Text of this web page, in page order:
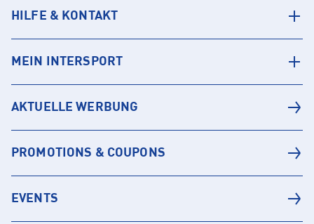
HILFE & KONTAKT
MEIN INTERSPORT
AKTUELLE WERBUNG
PROMOTIONS & COUPONS
EVENTS